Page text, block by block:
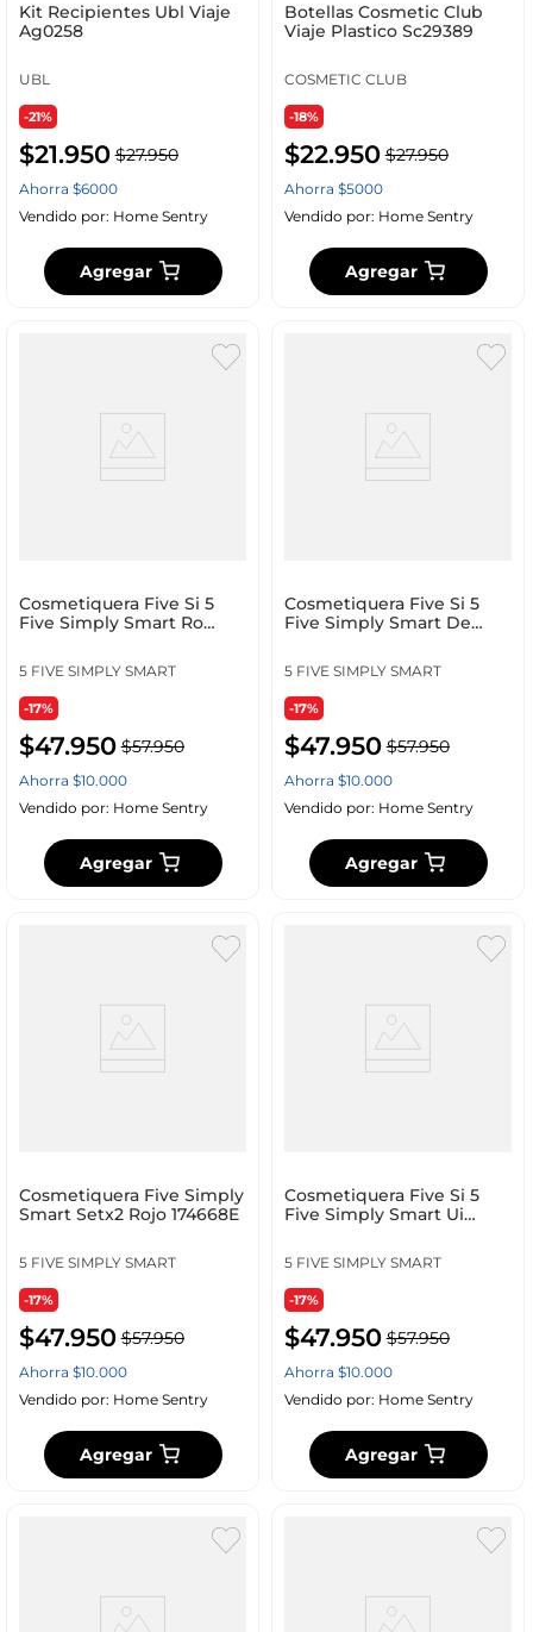
Kit Recipientes Ubl Viaje
Ag0258
UBL
-21%
$21.950 $27.950
Ahorra $6000
Vendido por: Home Sentry
Agregar
Botellas Cosmetic Club
Viaje Plastico Sc29389
COSMETIC CLUB
-18%
$22.950 $27.950
Ahorra $5000
Vendido por: Home Sentry
Agregar
Cosmetiquera Five Si 5
Five Simply Smart Ro
5 FIVE SIMPLY SMART
-17%
$47.950 $57.950
Ahorra $10.000
Vendido por: Home Sentry
Agregar
Cosmetiquera Five Si 5
Five Simply Smart De
5 FIVE SIMPLY SMART
-17%
$47.950 $57.950
Ahorra $10.000
Vendido por: Home Sentry
Agregar
Cosmetiquera Five Simply
Smart Setx2 Rojo 174668E
5 FIVE SIMPLY SMART
-17%
$47.950 $57.950
Ahorra $10.000
Vendido por: Home Sentry
Agregar
Cosmetiquera Five Si 5
Five Simply Smart Ui
5 FIVE SIMPLY SMART
-17%
$47.950 $57.950
Ahorra $10.000
Vendido por: Home Sentry
Agregar